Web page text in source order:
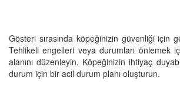
Gösteri sırasında köpeğinizin güvenliği için
Tehlikeli engelleri veya durumları önlemek
alanını düzenleyin. Köpeğinizin ihtiyaç
durum için bir acil durum planı oluşturun.